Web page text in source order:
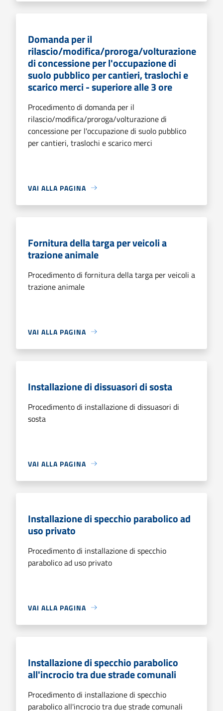
Domanda per il
rilascio/modifica/proroga/volturazione
di concessione per l'occupazione di
suolo pubblico per cantieri, traslochi e
scarico merci - superiore alle 3 ore
Procedimento di domanda per il
rilascio/modifica/proroga/volturazione di
concessione per l'occupazione di suolo pubblico
per cantieri, traslochi e scarico merci
VAI ALLA PAGINA
Fornitura della targa per veicoli a
trazione animale
Procedimento di fornitura della targa per veicoli a
trazione animale
VAI ALLA PAGINA
Installazione di dissuasori di sosta
Procedimento di installazione di dissuasori di
sosta
VAI ALLA PAGINA
Installazione di specchio parabolico ad
uso privato
Procedimento di installazione di specchio
parabolico ad uso privato
VAI ALLA PAGINA
Installazione di specchio parabolico
all'incrocio tra due strade comunali
Procedimento di installazione di specchio
parabolico all'incrocio tra due strade comunali